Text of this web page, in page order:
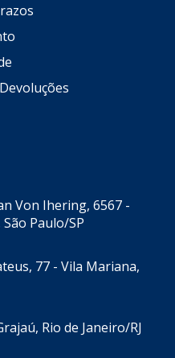
Von Ihering, 6567 -
Paulo/SP
77 - Vila Mariana,
Rio de Janeiro/RJ